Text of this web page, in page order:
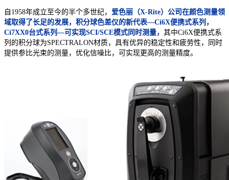
自1958年成立至今的半个多世纪， 爱色丽（X-Rite）公司在颜色测量领
域取得了长足的发展，积分球色差仪的新代表—Ci6X便携式系列，
Ci7XX0台式系列—可实现SCI/SCE模式同时测量， 其中Ci6X便携式系
列的积分球为SPECTRALON材质，具有优异的稳定性和疲劳性，同时
提供参比光束的测量，优化信噪比，可实现更高的测量精度。